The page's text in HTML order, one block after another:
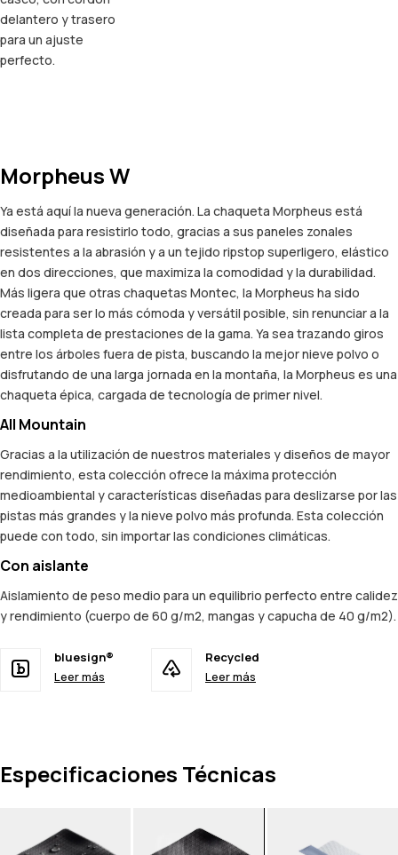
delantero y trasero
para un ajuste
perfecto.
Morpheus W
Ya está aquí la nueva generación. La chaqueta Morpheus está
diseñada para resistirlo todo, gracias a sus paneles zonales
resistentes a la abrasión y a un tejido ripstop superligero, elástico
en dos direcciones, que maximiza la comodidad y la durabilidad.
Más ligera que otras chaquetas Montec, la Morpheus ha sido
creada para ser lo más cómoda y versátil posible, sin renunciar a la
lista completa de prestaciones de la gama. Ya sea trazando giros
entre los árboles fuera de pista, buscando la mejor nieve polvo o
disfrutando de una larga jornada en la montaña, la Morpheus es una
chaqueta épica, cargada de tecnología de primer nivel.
All Mountain
Gracias a la utilización de nuestros materiales y diseños de mayor
rendimiento, esta colección ofrece la máxima protección
medioambiental y características diseñadas para deslizarse por las
pistas más grandes y la nieve polvo más profunda. Esta colección
puede con todo, sin importar las condiciones climáticas.
Con aislante
Aislamiento de peso medio para un equilibrio perfecto entre calidez
y rendimiento (cuerpo de 60 g/m2, mangas y capucha de 40 g/m2).
bluesign®
Leer más
Recycled
Leer más
Especificaciones Técnicas